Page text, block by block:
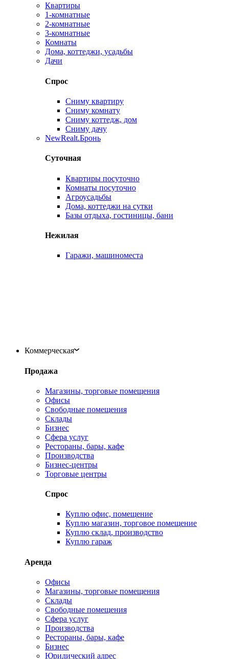
Квартиры
1-комнатные
2-комнатные
3-комнатные
Комнаты
Дома, коттеджи, усадьбы
Дачи
Спрос
Сниму квартиру
Сниму комнату
Сниму коттедж, дом
Сниму дачу
NewRealt.Бронь
Суточная
Квартиры посуточно
Комнаты посуточно
Агроусадьбы
Дома, коттеджи на сутки
Базы отдыха, гостиницы, бани
Нежилая
Гаражи, машиноместа
Коммерческая
Продажа
Магазины, торговые помещения
Офисы
Свободные помещения
Склады
Бизнес
Сфера услуг
Рестораны, бары, кафе
Производства
Бизнес-центры
Торговые центры
Спрос
Куплю офис, помещение
Куплю магазин, торговое помещение
Куплю склад, производство
Куплю гараж
Аренда
Офисы
Магазины, торговые помещения
Склады
Свободные помещения
Сфера услуг
Производства
Рестораны, бары, кафе
Бизнес
Юридический адрес